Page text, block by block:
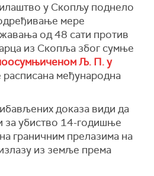
у Скопљу поднело
мере
од 48 сати против
из Скопља због сумње
Љ. П. у
расписана међународна
доказа види да
за убиство 14-годишње
граничним прелазима на
из земље према